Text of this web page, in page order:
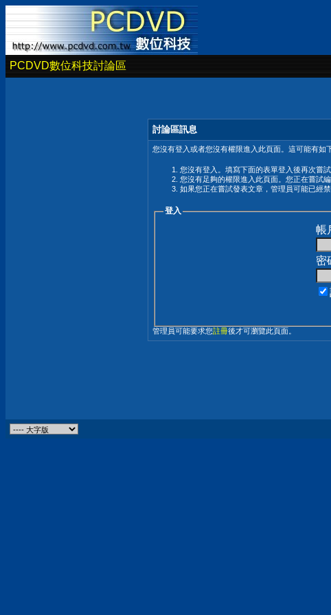
PCDVD數位科技討論區
討論區訊息
您沒有登入或者您沒有權限進入此頁面。這可能有如
您沒有登入。填寫下面的表單登入後再次嘗試
您沒有足夠的權限進入此頁面。您正在嘗試
如果您正在嘗試發表文章，管理員可能已經
登入
帳
密
管理員可能要求您註冊後才可瀏覽此頁面。